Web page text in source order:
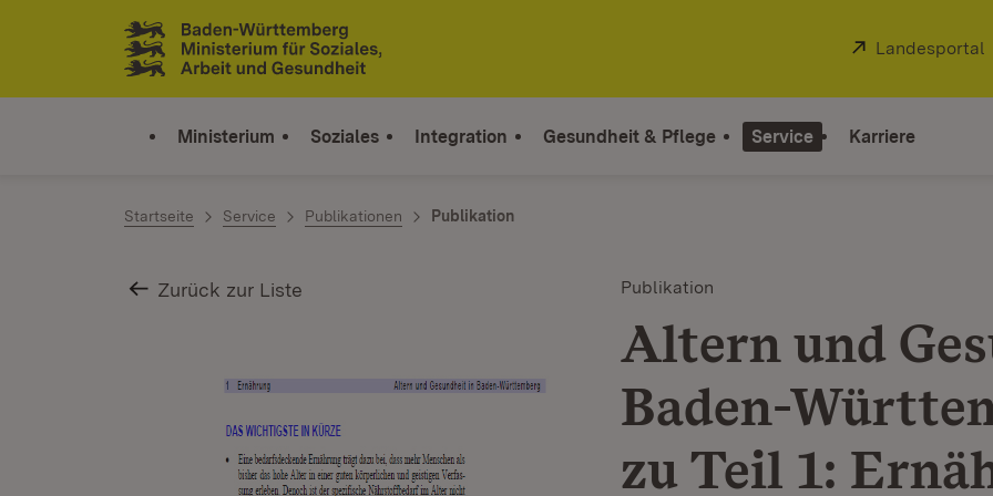
Zum Inhalt springen
Link zur Startseite
Extern:
Landesportal
Ministerium Soziales Integration Gesundheit & Pflege Service Karriere
Startseite Service Publikationen Publikation
Zurück zur Liste Publikation
Altern und
Baden-
zu Teil 1: